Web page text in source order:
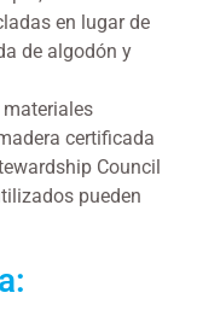
en lugar de
de algodón y
materiales
certificada
Council
pueden